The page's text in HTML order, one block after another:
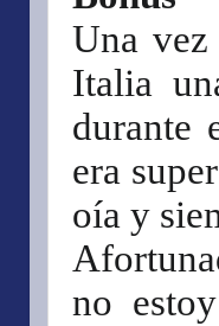
Una
Italia
durante
era
oía y
no